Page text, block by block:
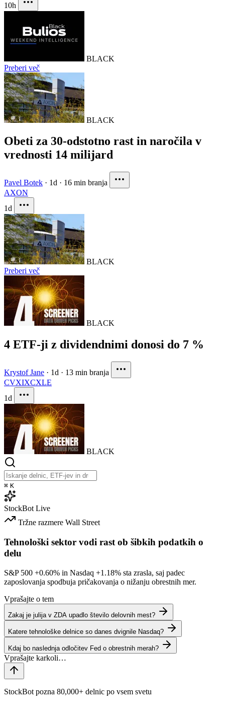
10h
BLACK
Preberi več
BLACK
Obeti za 30-odstotno rast in naročila v
vrednosti 14 milijard
Pavel Botek · 1d · 16 min branja
AXON
1d
BLACK
Preberi več
BLACK
4 ETF-ji z dividendnimi donosi do 7 %
Krystof Jane · 1d · 13 min branja
CVXIXCXLE
1d
BLACK
⌘ K
StockBot Live
Tržne razmere Wall Street
Tehnološki sektor vodi rast ob šibkih podatkih o
delu
S&P 500 +0.60% in Nasdaq +1.18% sta zrasla, saj padec
zaposlovanja spodbuja pričakovanja o nižanju obrestnih mer.
Vprašajte o tem
Zakaj je julija v ZDA upadlo število delovnih mest?
Katere tehnološke delnice so danes dvignile Nasdaq?
Kdaj bo naslednja odločitev Fed o obrestnih merah?
StockBot pozna 80,000+ delnic po vsem svetu